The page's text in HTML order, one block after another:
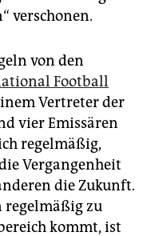
verschonen.
von den
Football
Vertreter der
vier Emissären
regelmäßig,
Vergangenheit
die Zukunft.
regelmäßig zu
kommt, ist